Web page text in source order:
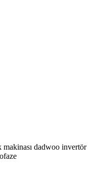
makinası dadwoo invertör